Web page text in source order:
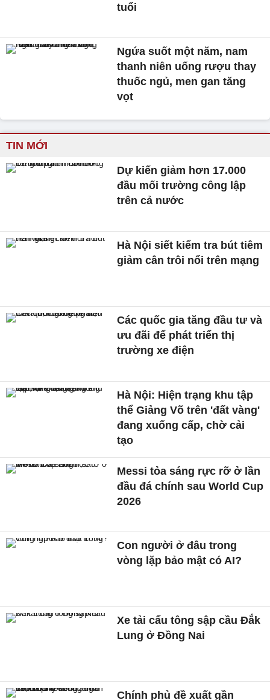
tuổi
Ngứa suốt một năm, nam
thanh niên uống rượu thay
thuốc ngủ, men gan tăng
vọt
TIN MỚI
Dự kiến giảm hơn 17.000
đầu mối trường công lập
trên cả nước
Hà Nội siết kiểm tra bút tiêm
giảm cân trôi nổi trên mạng
Các quốc gia tăng đầu tư và
ưu đãi để phát triển thị
trường xe điện
Hà Nội: Hiện trạng khu tập
thể Giảng Võ trên 'đất vàng'
đang xuống cấp, chờ cải
tạo
Messi tỏa sáng rực rỡ ở lần
đầu đá chính sau World Cup
2026
Con người ở đâu trong
vòng lặp bảo mật có AI?
Xe tải cẩu tông sập cầu Đắk
Lung ở Đồng Nai
Chính phủ đề xuất gần